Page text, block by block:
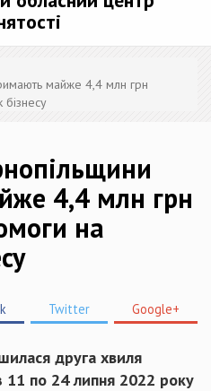
майже 4,4 млн грн
4,4 млн грн
на
Twitter Google+
друга хвиля
11 по 24 липня 2022 року